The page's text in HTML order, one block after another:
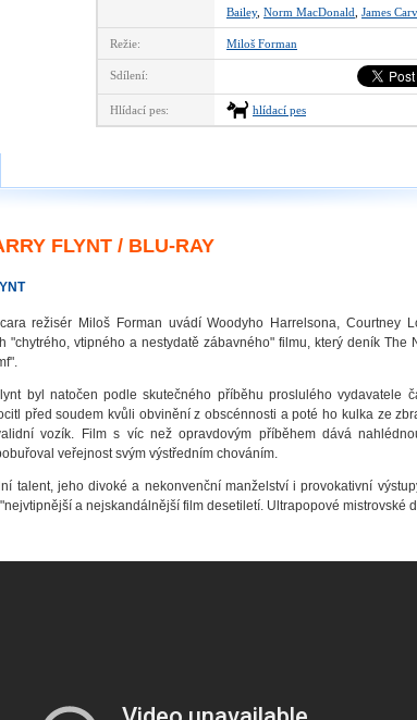
Bailey, Norm MacDonald James
Režie: Miloš Forman
Sdílení:
Hlídací pes: hlídací pes
FLYNT / BLU-RAY
režisér Miloš Forman uvádí Woodyho Harrelsona, Courtney
"chytrého, vtipného a nestydatě zábavného" filmu, který deník The
byl natočen podle skutečného příběhu proslulého vydavatele
před soudem kvůli obvinění z obscénnosti a poté ho kulka ze
vozík. Film s víc než opravdovým příběhem dává
veřejnost svým výstředním chováním.
talent, jeho divoké a nekonvenční manželství i provokativní
a nejskandálnější film desetiletí. Ultrapopové mistrovské